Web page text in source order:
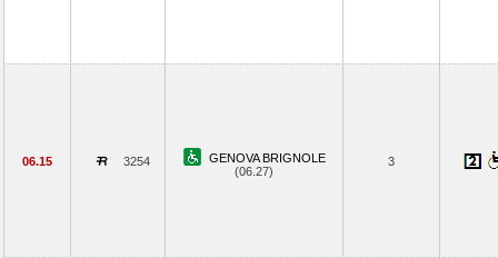
06.15 3254
GENOVA BRIGNOLE
(06.27)
3